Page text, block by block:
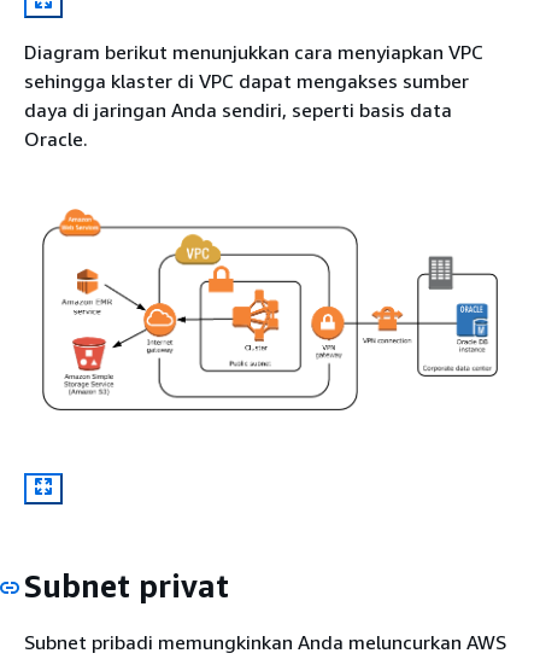
Diagram berikut menunjukkan cara menyiapkan VPC
sehingga klaster di VPC dapat mengakses sumber
daya di jaringan Anda sendiri, seperti basis data
Oracle.
Subnet privat
Subnet pribadi memungkinkan Anda meluncurkan AWS